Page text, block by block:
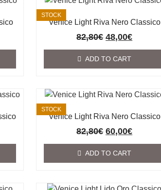
Venice Light Riva Nero Classico
STOCK
82,80€ 48,00€
ADD TO CART
Venice Light Riva Nero Classico
STOCK
82,80€ 60,00€
ADD TO CART